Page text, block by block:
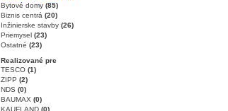
Bytové domy (85)
Biznis centrá (20)
Inžinierske stavby (26)
Priemysel (23)
Ostatné (23)
Realizované pre
TESCO (1)
ZIPP (2)
NDS (0)
BAUMAX (0)
KAUFLAND (0)